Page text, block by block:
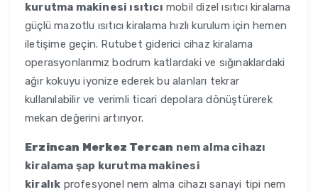
kurutma makinesi ısıtıcı mobil dizel ısıtıcı kiralama
güçlü mazotlu ısıtıcı kiralama hızlı kurulum için hemen
iletişime geçin. Rutubet giderici cihaz kiralama
operasyonlarımız bodrum katlardaki ve sığınaklardaki
ağır kokuyu iyonize ederek bu alanları tekrar
kullanılabilir ve verimli ticari depolara dönüştürerek
mekan değerini artırıyor.
Erzincan Merkez Tercan nem alma cihazı
kiralama şap kurutma makinesi
kiralık profesyonel nem alma cihazı sanayi tipi nem